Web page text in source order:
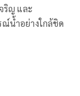
ริญ และ
น้ำอย่างใกล้ชิด